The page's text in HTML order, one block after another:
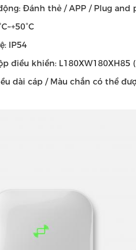
Đánh thẻ / APP / Plug and
IP54
điều khiển: L180XW180XH85
dài cáp / Màu chắn có thể